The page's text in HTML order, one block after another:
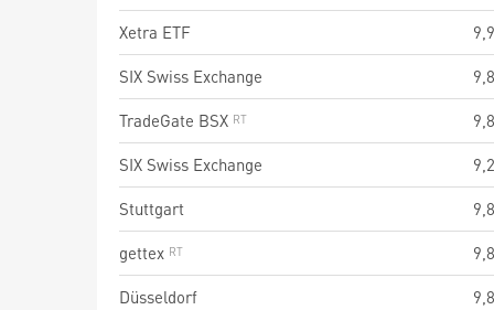
Xetra ETF
SIX Swiss Exchange
TradeGate BSX
SIX Swiss Exchange
Stuttgart
gettex
Düsseldorf